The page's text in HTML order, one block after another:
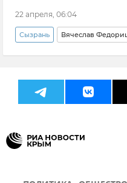
22 апреля, 06:04
Сызрань Вячеслав
Самарская область
Происшествия